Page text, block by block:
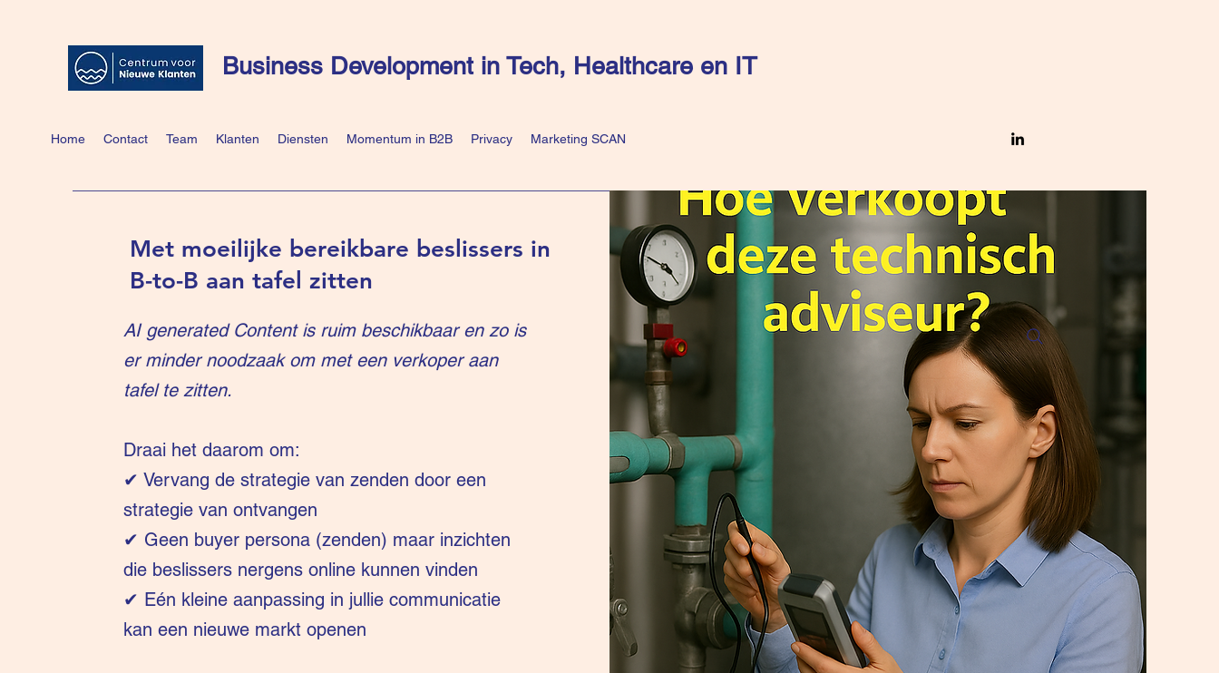
Business Development in Tech, Healthcare en IT
Home Contact Team Klanten Diensten Momentum in B2B Privacy Marketing SCAN
Met moeilijke bereikbare beslissers in
B-to-B aan tafel zitten
AI generated Content is ruim beschikbaar en zo is
er minder noodzaak om met een verkoper aan
tafel te zitten.
Draai het daarom om:
✔ Vervang de strategie van zenden door een
strategie van ontvangen
✔ Geen buyer persona (zenden) maar inzichten
die beslissers nergens online kunnen vinden
✔ Eén kleine aanpassing in jullie communicatie
kan een nieuwe markt openen